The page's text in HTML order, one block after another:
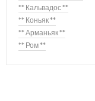
** Кальвадос **
** Коньяк **
** Арманьяк **
** Ром **